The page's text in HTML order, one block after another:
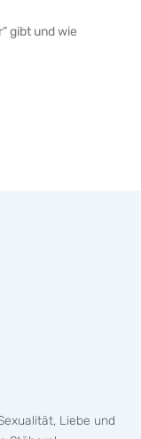
gibt und wie
Liebe und